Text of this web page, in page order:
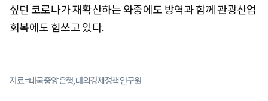
싶던 코로나가 재확산하는 와중에도 방역과 함께 관광산업
회복에도 힘쓰고 있다.
자료=태국중앙은행,대외경제정책연구원